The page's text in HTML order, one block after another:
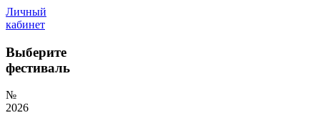
Личный
кабинет
Выберите
фестиваль
№
2026